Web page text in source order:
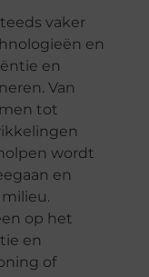
vaker
en
en
Van
tot
wordt
en
op het
en
of